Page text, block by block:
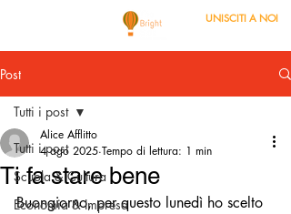
UNISCITI A NOI
Post
Tutti i post
Scuola & Cultura
Economia & Impresa
Tutti i post
Ti fa stare bene
Alice Afflitto
4 ago 2025 Tempo di lettura: 1 min
Buongiorno, per questo lunedì ho scelto